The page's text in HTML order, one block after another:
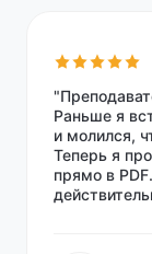
Раньше я
и молился,
Теперь я
прямо в